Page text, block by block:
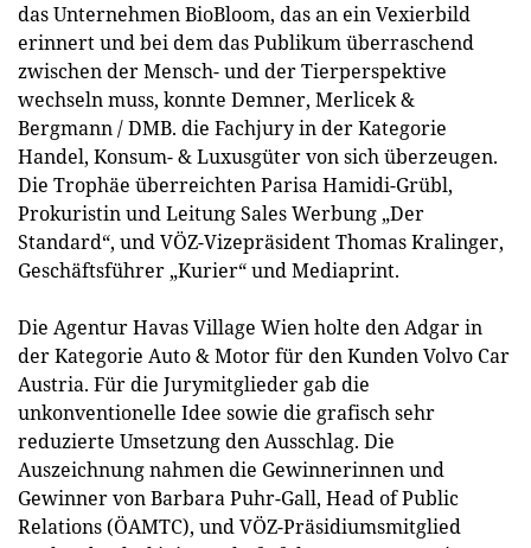
das Unternehmen BioBloom, das an ein Vexierbild
erinnert und bei dem das Publikum überraschend
zwischen der Mensch- und der Tierperspektive
wechseln muss, konnte Demner, Merlicek &
Bergmann / DMB. die Fachjury in der Kategorie
Handel, Konsum- & Luxusgüter von sich überzeugen.
Die Trophäe überreichten Parisa Hamidi-Grübl,
Prokuristin und Leitung Sales Werbung „Der
Standard“, und VÖZ-Vizepräsident Thomas Kralinger,
Geschäftsführer „Kurier“ und Mediaprint.
Die Agentur Havas Village Wien holte den Adgar in
der Kategorie Auto & Motor für den Kunden Volvo Car
Austria. Für die Jurymitglieder gab die
unkonventionelle Idee sowie die grafisch sehr
reduzierte Umsetzung den Ausschlag. Die
Auszeichnung nahmen die Gewinnerinnen und
Gewinner von Barbara Puhr-Gall, Head of Public
Relations (ÖAMTC), und VÖZ-Präsidiumsmitglied